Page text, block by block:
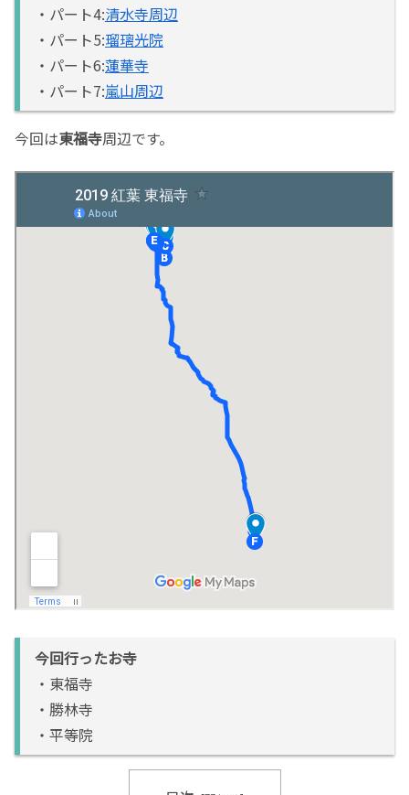
・パート4:清水寺周辺
・パート5:瑠璃光院
・パート6:蓮華寺
・パート7:嵐山周辺
今回は東福寺周辺です。
今回行ったお寺
・東福寺
・勝林寺
・平等院